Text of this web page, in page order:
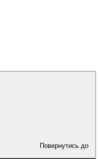
Повернутись до